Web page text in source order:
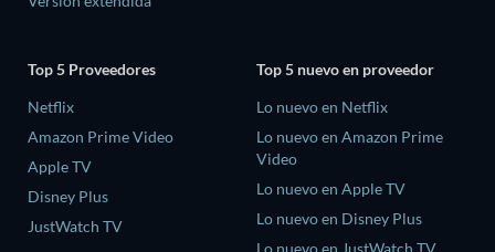
Top 5 Proveedores
Netflix
Amazon Prime Video
Apple TV
Disney Plus
JustWatch TV
Top 5 nuevo en proveedor
Lo nuevo en Netflix
Lo nuevo en Amazon Prime
Video
Lo nuevo en Apple TV
Lo nuevo en Disney Plus
Lo nuevo en JustWatch TV